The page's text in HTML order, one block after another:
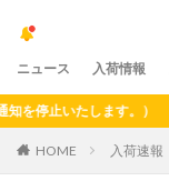
ニュース 入荷情報
止いたします。）
HOME 入荷速報